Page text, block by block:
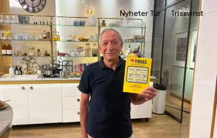
Nyheter Tur Trissvinst